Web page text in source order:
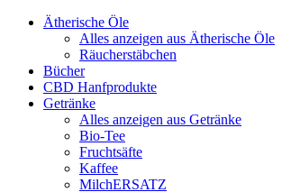
Ätherische Öle
Alles anzeigen aus Ätherische Öle
Räucherstäbchen
Bücher
CBD Hanfprodukte
Getränke
Alles anzeigen aus Getränke
Bio-Tee
Fruchtsäfte
Kaffee
MilchERSATZ